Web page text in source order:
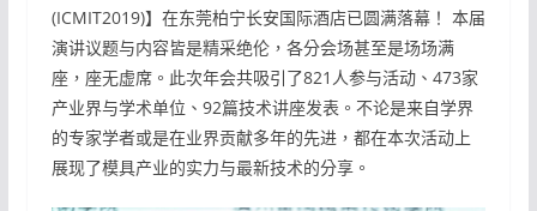
(ICMIT2019)】在东莞柏宁长安国际酒店已圆满落幕！ 本届
演讲议题与内容皆是精采绝伦，各分会场甚至是场场满
座，座无虚席。此次年会共吸引了821人参与活动、473家
产业界与学术单位、92篇技术讲座发表。不论是来自学界
的专家学者或是在业界贡献多年的先进，都在本次活动上
展现了模具产业的实力与最新技术的分享。